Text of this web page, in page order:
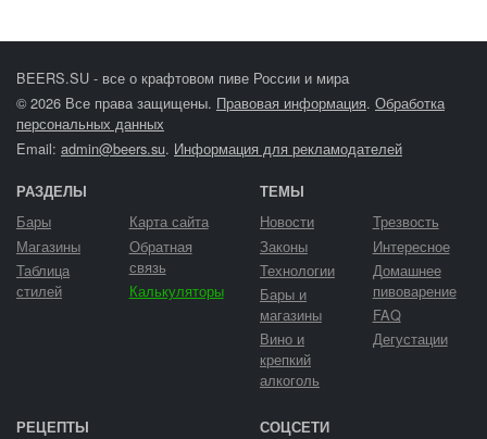
BEERS.SU - все о крафтовом пиве России и мира
© 2026 Все права защищены. Правовая информация. Обработка
персональных данных
Email: admin@beers.su. Информация для рекламодателей
РАЗДЕЛЫ
Бары
Магазины
Таблица
стилей
Карта сайта
Обратная
связь
Калькуляторы
ТЕМЫ
Новости
Законы
Технологии
Бары и
магазины
Вино и
крепкий
алкоголь
Трезвость
Интересное
Домашнее
пивоварение
FAQ
Дегустации
РЕЦЕПТЫ СОЦСЕТИ